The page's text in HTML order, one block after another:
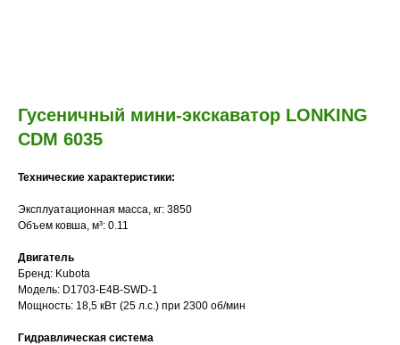
Гусеничный мини-экскаватор LONKING
CDM 6035
Технические характеристики:
Эксплуатационная масса, кг: 3850
Объем ковша, м³: 0.11
Двигатель
Бренд: Kubota
Модель: D1703-E4B-SWD-1
Мощность: 18,5 кВт (25 л.с.) при 2300 об/мин
Гидравлическая система